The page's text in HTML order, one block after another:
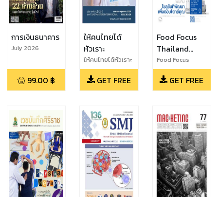
การเงินธนาคาร
July 2026
99.00 ฿
ให้คนไทยได้
หัวเราะ
ให้คนไทยได้หัวเราะ
ปีที่ 1 ฉบับที่ 4
(เมษายน -
พฤษภาคม 2024)
GET FREE
Food Focus
Thailand
magazine
Food Focus
Thailand
Magazine June
2024
GET FREE